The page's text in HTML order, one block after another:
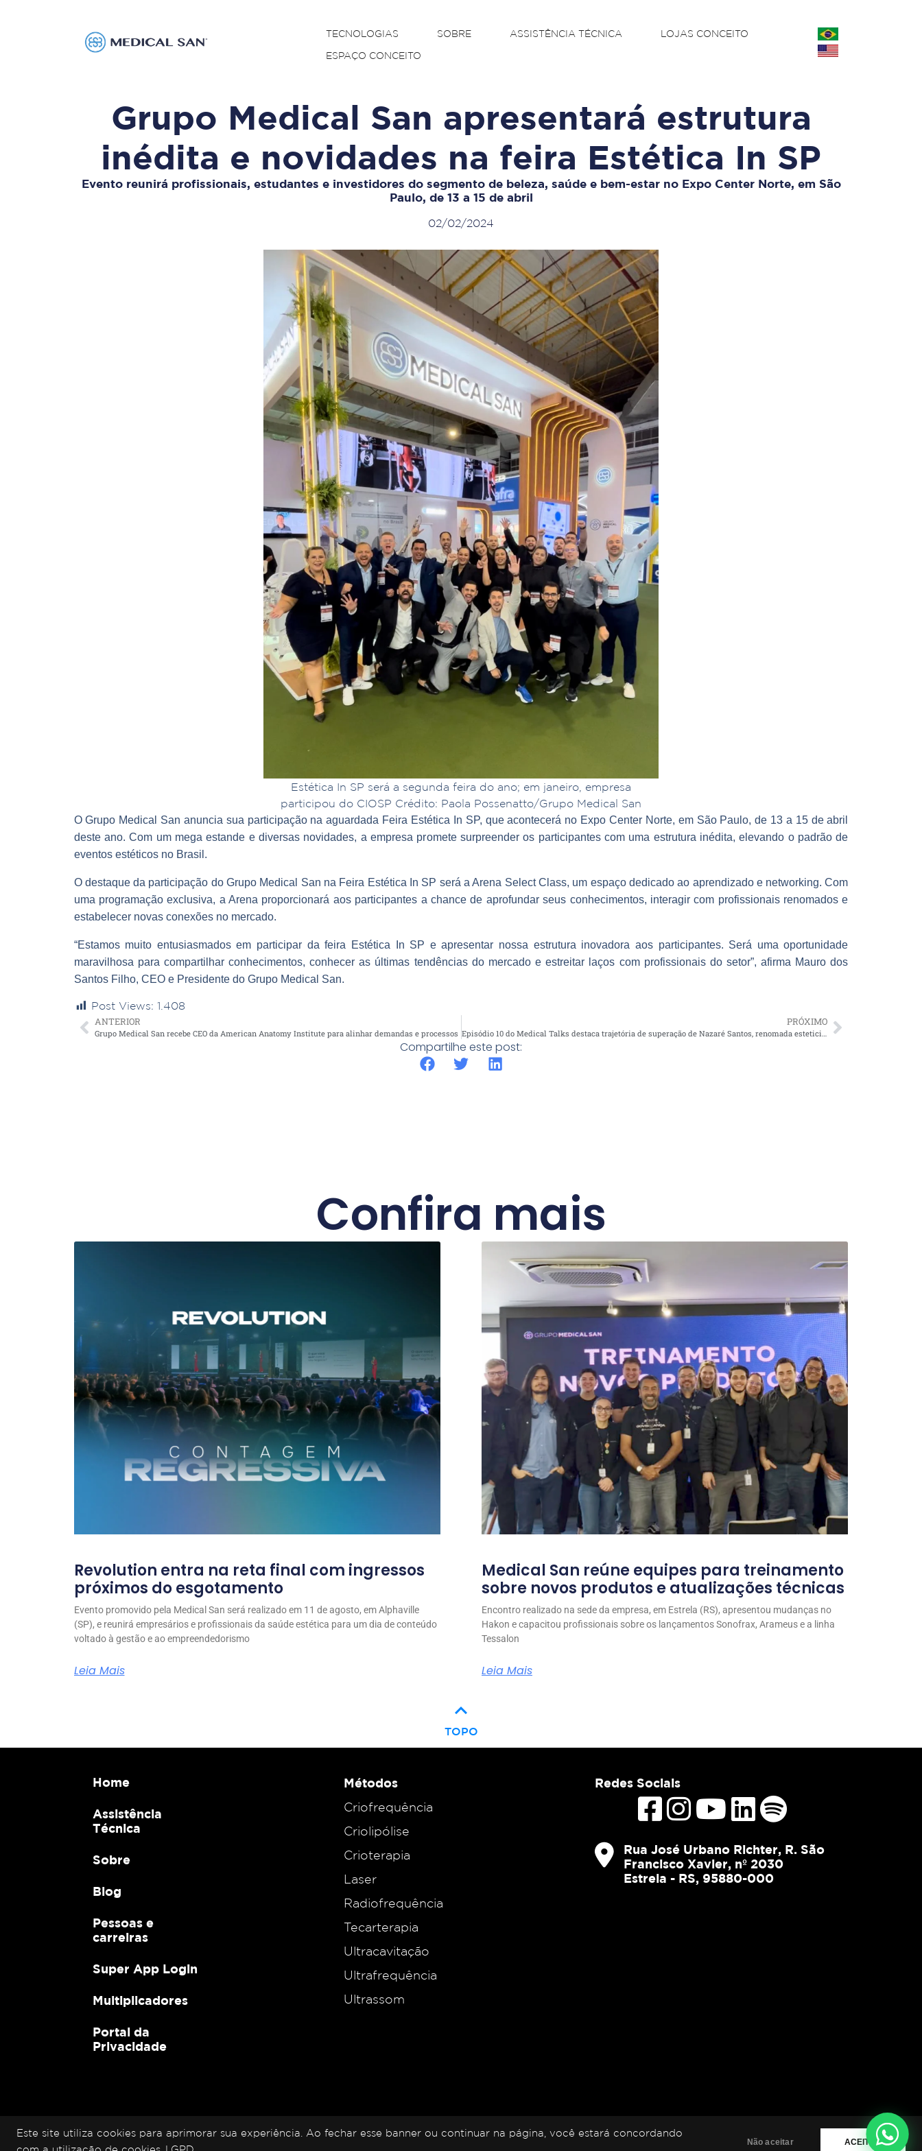
Este site utiliza cookies para aprimorar sua experiência. Ao fechar esse banner ou continuar na página, você estará concordando
Não aceitar ACEITAR
TECNOLOGIAS SOBRE ASSISTÊNCIA TÉCNICA LOJAS CONCEITO
ESPAÇO CONCEITO
Grupo Medical San apresentará estrutura
inédita e novidades na feira Estética In SP
Evento reunirá profissionais, estudantes e investidores do segmento de beleza, saúde e bem-estar no Expo Center Norte, em São
Paulo, de 13 a 15 de abril
02/02/2024
Estética In SP será a segunda feira do ano; em janeiro, empresa
participou do CIOSP Crédito: Paola Possenatto/Grupo Medical San
O Grupo Medical San anuncia sua participação na aguardada Feira Estética In SP, que acontecerá no Expo Center Norte, em São Paulo, de 13 a 15 de abril
deste ano. Com um mega estande e diversas novidades, a empresa promete surpreender os participantes com uma estrutura inédita, elevando o padrão de
eventos estéticos no Brasil.
O destaque da participação do Grupo Medical San na Feira Estética In SP será a Arena Select Class, um espaço dedicado ao aprendizado e networking. Com
uma programação exclusiva, a Arena proporcionará aos participantes a chance de aprofundar seus conhecimentos, interagir com profissionais renomados e
estabelecer novas conexões no mercado.
“Estamos muito entusiasmados em participar da feira Estética In SP e apresentar nossa estrutura inovadora aos participantes. Será uma oportunidade
maravilhosa para compartilhar conhecimentos, conhecer as últimas tendências do mercado e estreitar laços com profissionais do setor”, afirma Mauro dos
Santos Filho, CEO e Presidente do Grupo Medical San.
Post Views: 1.408
ANTERIOR
Grupo Medical San recebe CEO da American Anatomy Institute para alinhar demandas e processos
PRÓXIMO
Episódio 10 do Medical Talks destaca trajetória de superação de Nazaré Santos, renomada esteticista brasileira
Compartilhe este post:
Confira mais
Revolution entra na reta final com ingressos
próximos do esgotamento
Evento promovido pela Medical San será realizado em 11 de agosto, em Alphaville
(SP), e reunirá empresários e profissionais da saúde estética para um dia de conteúdo
voltado à gestão e ao empreendedorismo
Leia Mais
Medical San reúne equipes para treinamento
sobre novos produtos e atualizações técnicas
Encontro realizado na sede da empresa, em Estrela (RS), apresentou mudanças no
Hakon e capacitou profissionais sobre os lançamentos Sonofrax, Arameus e a linha
Tessalon
Leia Mais
keyboard_arrow_up
TOPO
Home
Assistência
Técnica
Sobre
Blog
Pessoas e
carreiras
Super App Login
Multiplicadores
Portal da
Privacidade
Métodos
Criofrequência
Criolipólise
Crioterapia
Laser
Radiofrequência
Tecarterapia
Ultracavitação
Ultrafrequência
Ultrassom
Redes Sociais
Rua José Urbano Richter, R. São
Francisco Xavier, nº 2030
Estrela - RS, 95880-000